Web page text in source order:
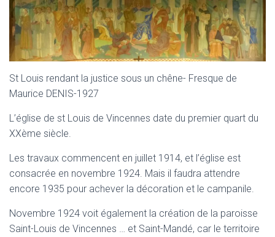
I
G
A
T
O
St Louis rendant la justice sous un chêne- Fresque de
Maurice DENIS-1927
L’église de st Louis de Vincennes date du premier quart du
XXème siècle.
Les travaux commencent en juillet 1914, et l’église est
consacrée en novembre 1924. Mais il faudra attendre
encore 1935 pour achever la décoration et le campanile.
Novembre 1924 voit également la création de la paroisse
Saint-Louis de Vincennes … et Saint-Mandé, car le territoire